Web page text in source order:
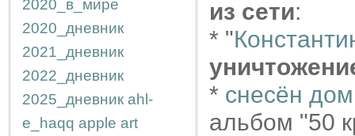
2020_в_мире
2020_дневник
2021_дневник
2022_дневник
2025_дневник ahl-
e_haqq apple art
из сети:
* "
* снесён
альбом "50